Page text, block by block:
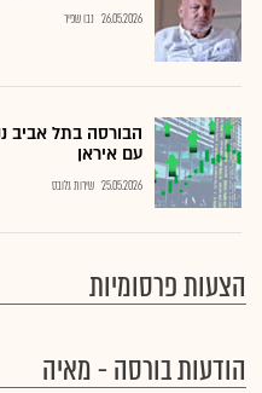
26.05.2026 נבו שפיר
הבורסה בתל אביב
עם איראן
25.05.2026 שירות גלובס
הצעות פרסומיות
הודעות בורסה - מאיה